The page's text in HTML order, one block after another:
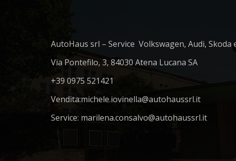
AutoHaus srl – Service Volkswagen, Audi, Skoda
Via Pontefilo, 3, 84030 Atena Lucana SA
+39 0975 521421
Vendita:michele.iovinella@autohaussrl.it
Service: marilena.consalvo@autohaussrl.it